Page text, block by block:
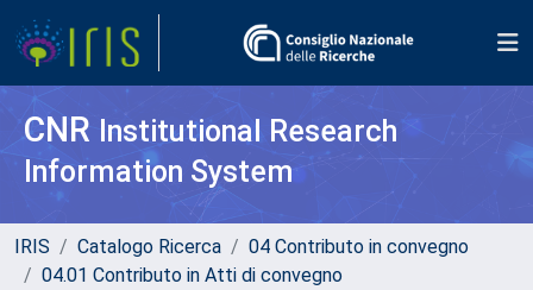
CNR Institutional Research
Information System
IRIS Catalogo Ricerca
04 Contributo in convegno
04.01 Contributo in Atti di convegno